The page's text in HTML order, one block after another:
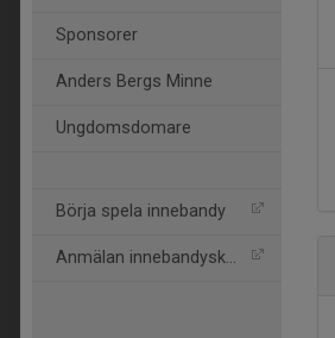
Sponsorer
Anders Bergs Minne
Ungdomsdomare
Börja spela innebandy
Anmälan innebandyskolan